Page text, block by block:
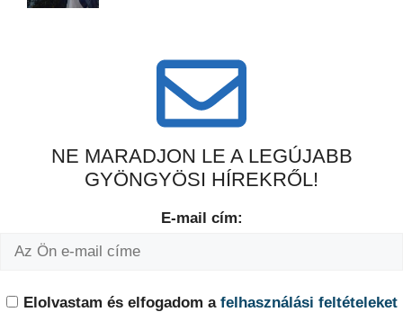
NE MARADJON LE A LEGÚJABB
GYÖNGYÖSI HÍREKRŐL!
E-mail cím:
Elolvastam és elfogadom a felhasználási feltételeket